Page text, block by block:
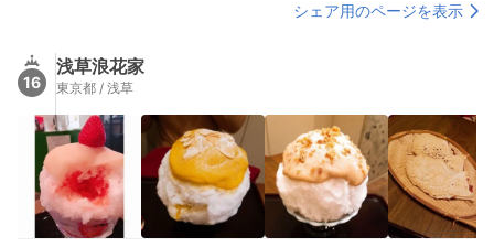
シェア用のページを表示
16
浅草浪花家
東京都 / 浅草